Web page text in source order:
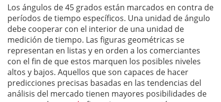
Los ángulos de 45 grados están marcados en contra de
períodos de tiempo específicos. Una unidad de ángulo
debe cooperar con el interior de una unidad de
medición de tiempo. Las figuras geométricas se
representan en listas y en orden a los comerciantes
con el fin de que estos marquen los posibles niveles
altos y bajos. Aquellos que son capaces de hacer
predicciones precisas basadas en las tendencias del
análisis del mercado tienen mayores posibilidades de